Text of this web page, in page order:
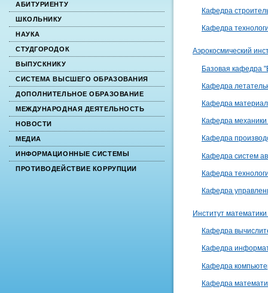
АБИТУРИЕНТУ
ШКОЛЬНИКУ
НАУКА
СТУДГОРОДОК
ВЫПУСКНИКУ
СИСТЕМА ВЫСШЕГО ОБРАЗОВАНИЯ
ДОПОЛНИТЕЛЬНОЕ ОБРАЗОВАНИЕ
МЕЖДУНАРОДНАЯ ДЕЯТЕЛЬНОСТЬ
НОВОСТИ
МЕДИА
ИНФОРМАЦИОННЫЕ СИСТЕМЫ
ПРОТИВОДЕЙСТВИЕ КОРРУПЦИИ
Кафедра
Кафедра
Аэрокосмический
Базовая кафедра
Кафедра
Кафедра
Кафедра
Кафедра
Кафедра систем
Кафедра
Кафедра
Институт
Кафедра
Кафедра
Кафедра
Кафедра